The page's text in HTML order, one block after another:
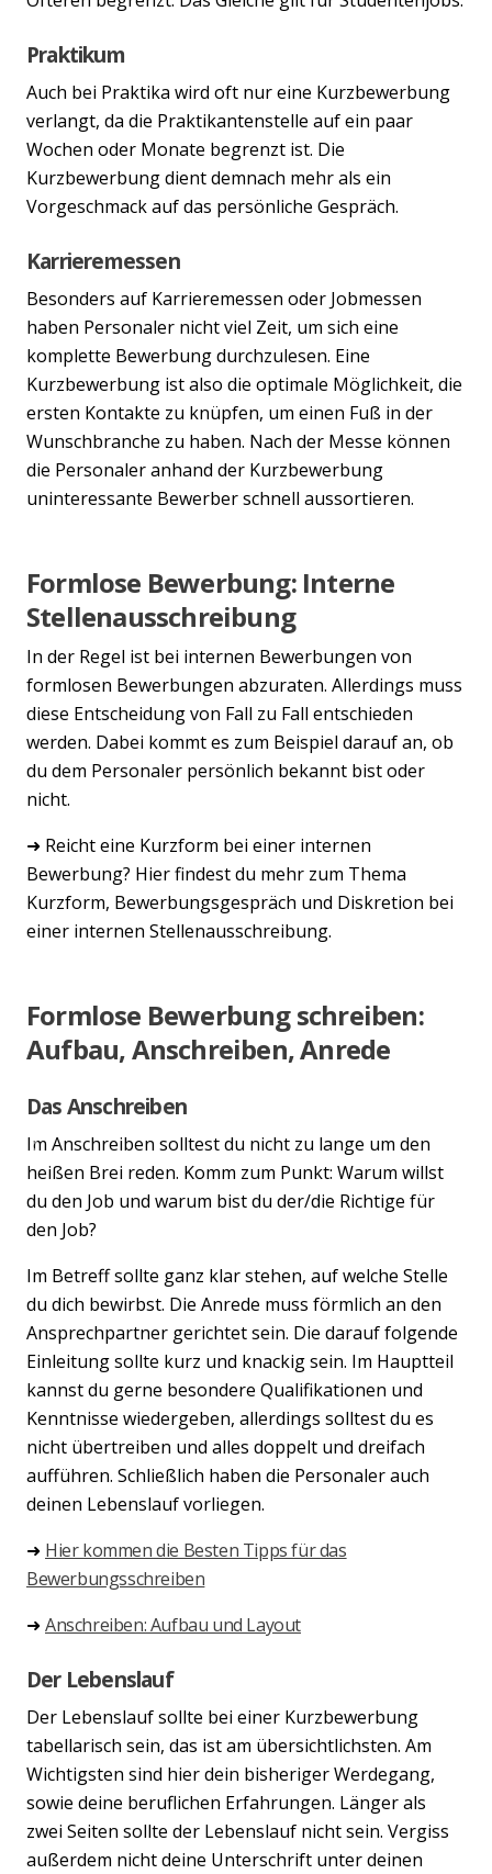
Previous
Praktikum
Auch bei Praktika wird oft nur eine Kurzbewerbung
verlangt, da die Praktikantenstelle auf ein paar
Wochen oder Monate begrenzt ist. Die
Kurzbewerbung dient demnach mehr als ein
Vorgeschmack auf das persönliche Gespräch.
Karrieremessen
Besonders auf Karrieremessen oder Jobmessen
haben Personaler nicht viel Zeit, um sich eine
komplette Bewerbung durchzulesen. Eine
Kurzbewerbung ist also die optimale Möglichkeit, die
ersten Kontakte zu knüpfen, um einen Fuß in der
Wunschbranche zu haben. Nach der Messe können
die Personaler anhand der Kurzbewerbung
uninteressante Bewerber schnell aussortieren.
Formlose Bewerbung: Interne
Stellenausschreibung
In der Regel ist bei internen Bewerbungen von
formlosen Bewerbungen abzuraten. Allerdings muss
diese Entscheidung von Fall zu Fall entschieden
werden. Dabei kommt es zum Beispiel darauf an, ob
du dem Personaler persönlich bekannt bist oder
nicht.
➜ Reicht eine Kurzform bei einer internen
Bewerbung? Hier findest du mehr zum Thema
Kurzform, Bewerbungsgespräch und Diskretion bei
einer internen Stellenausschreibung.
Formlose Bewerbung schreiben:
Aufbau, Anschreiben, Anrede
Das Anschreiben
Im Anschreiben solltest du nicht zu lange um den
heißen Brei reden. Komm zum Punkt: Warum willst
du den Job und warum bist du der/die Richtige für
den Job?
Im Betreff sollte ganz klar stehen, auf welche Stelle
du dich bewirbst. Die Anrede muss förmlich an den
Ansprechpartner gerichtet sein. Die darauf folgende
Einleitung sollte kurz und knackig sein. Im Hauptteil
kannst du gerne besondere Qualifikationen und
Kenntnisse wiedergeben, allerdings solltest du es
nicht übertreiben und alles doppelt und dreifach
aufführen. Schließlich haben die Personaler auch
deinen Lebenslauf vorliegen.
➜ Hier kommen die Besten Tipps für das
Bewerbungsschreiben
➜Anschreiben: Aufbau und Layout
Der Lebenslauf
Der Lebenslauf sollte bei einer Kurzbewerbung
tabellarisch sein, das ist am übersichtlichsten. Am
Wichtigsten sind hier dein bisheriger Werdegang,
sowie deine beruflichen Erfahrungen. Länger als
zwei Seiten sollte der Lebenslauf nicht sein. Vergiss
außerdem nicht deine Unterschrift unter deinen